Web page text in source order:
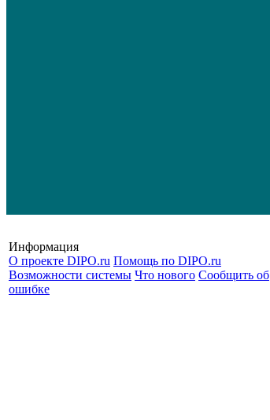
Информация
О проекте DIPO.ru Помощь по DIPO.ru
Возможности системы Что нового Сообщить об
ошибке